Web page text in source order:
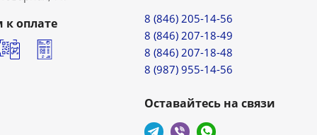
оплате
8 (846) 205-14-56
8 (846) 207-18-49
8 (846) 207-18-48
8 (987) 955-14-56
Оставайтесь на связи